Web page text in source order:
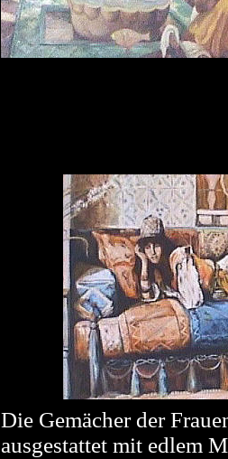
Die Gemächer der
ausgestattet mit edlem